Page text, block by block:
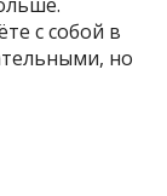
с собой в
но